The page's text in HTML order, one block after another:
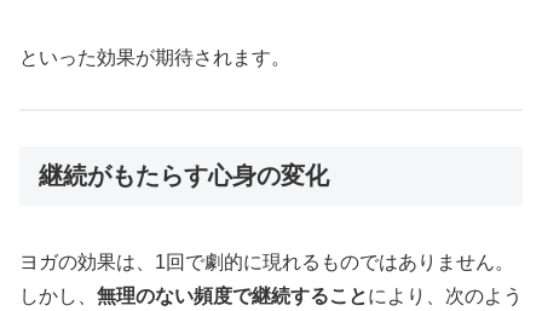
といった効果が期待されます。
継続がもたらす心身の変化
ヨガの効果は、1回で劇的に現れるものではありません。
しかし、 無理のない頻度で継続することにより、次のよう